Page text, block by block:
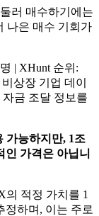
러 매수하기에는
나은 매수 기회가
| XHunt 순위:
상장 기업 데이
금 조달 정보를
가능하지만, 1조
인 가격은 아닙니
의 적정 가치를 1
정하며, 이는 주로